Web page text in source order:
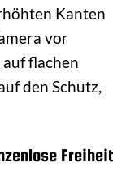
Kanten
vor
flachen
den Schutz,
Freiheit